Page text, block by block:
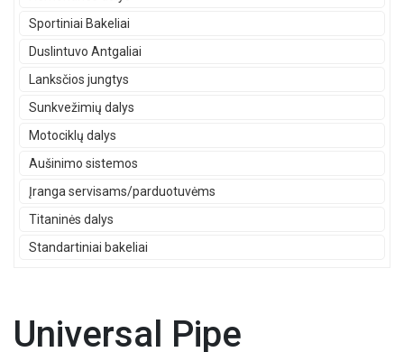
Sportiniai Bakeliai
Duslintuvo Antgaliai
Lanksčios jungtys
Sunkvežimių dalys
Motociklų dalys
Aušinimo sistemos
Įranga servisams/parduotuvėms
Titaninės dalys
Standartiniai bakeliai
Universal Pipe